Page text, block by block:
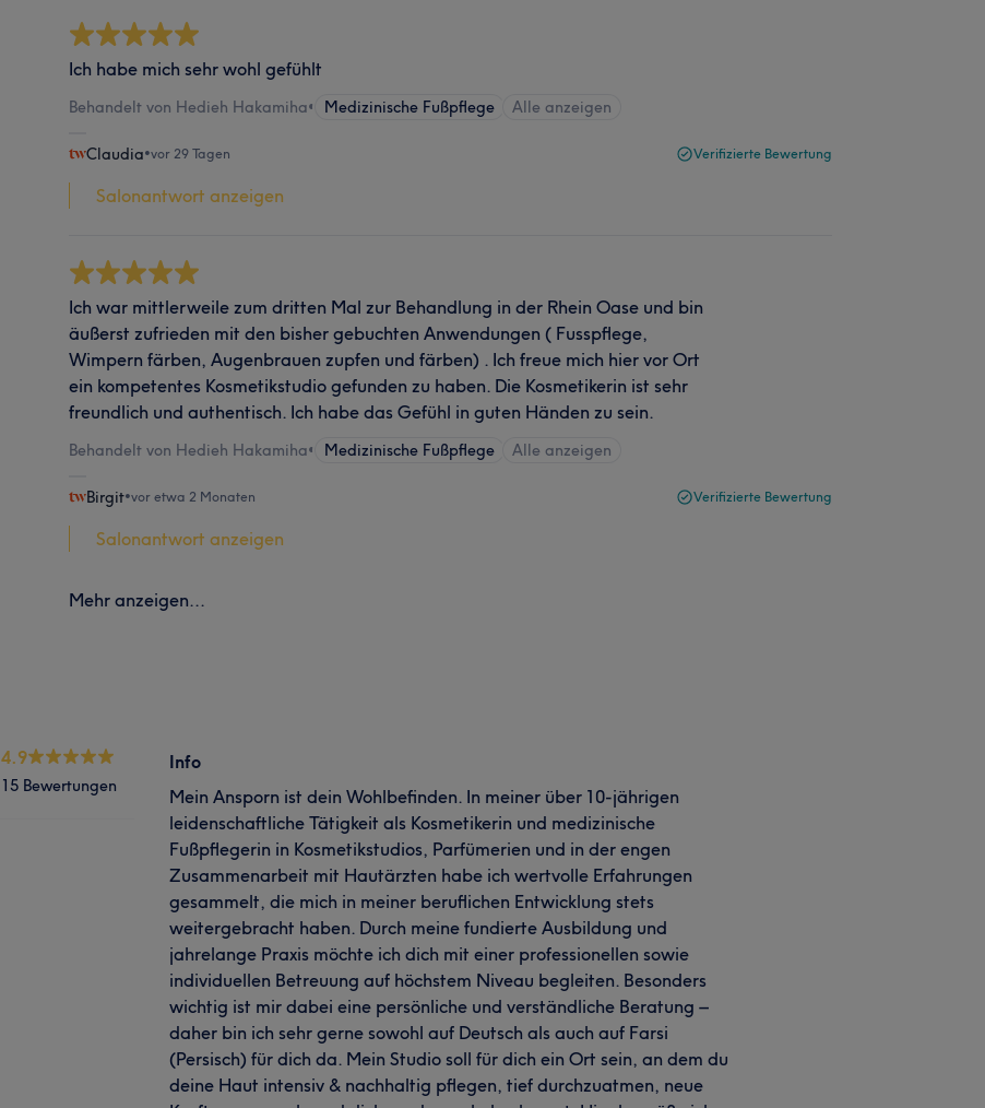
Ich habe mich sehr wohl gefühlt
Behandelt von Hedieh Hakamiha• Medizinische Fußpflege Alle anzeigen
Claudia•vor 29 Tagen Verifizierte Bewertung
Salonantwort anzeigen
Ich war mittlerweile zum dritten Mal zur Behandlung in der Rhein Oase und bin
äußerst zufrieden mit den bisher gebuchten Anwendungen ( Fusspflege,
Wimpern färben, Augenbrauen zupfen und färben) . Ich freue mich hier vor Ort
ein kompetentes Kosmetikstudio gefunden zu haben. Die Kosmetikerin ist sehr
freundlich und authentisch. Ich habe das Gefühl in guten Händen zu sein.
Behandelt von Hedieh Hakamiha• Medizinische Fußpflege Alle anzeigen
Birgit•vor etwa 2 Monaten Verifizierte Bewertung
Salonantwort anzeigen
Mehr anzeigen...
4.9
15 Bewertungen
Info
Mein Ansporn ist dein Wohlbefinden. In meiner über 10-jährigen
leidenschaftliche Tätigkeit als Kosmetikerin und medizinische
Fußpflegerin in Kosmetikstudios, Parfümerien und in der engen
Zusammenarbeit mit Hautärzten habe ich wertvolle Erfahrungen
gesammelt, die mich in meiner beruflichen Entwicklung stets
weitergebracht haben. Durch meine fundierte Ausbildung und
jahrelange Praxis möchte ich dich mit einer professionellen sowie
individuellen Betreuung auf höchstem Niveau begleiten. Besonders
wichtig ist mir dabei eine persönliche und verständliche Beratung –
daher bin ich sehr gerne sowohl auf Deutsch als auch auf Farsi
(Persisch) für dich da. Mein Studio soll für dich ein Ort sein, an dem du
deine Haut intensiv & nachhaltig pflegen, tief durchzuatmen, neue